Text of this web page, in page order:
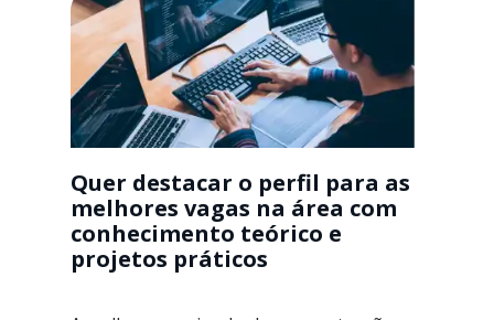
Quer destacar o perfil para as
melhores vagas na área com
conhecimento teórico e
projetos práticos